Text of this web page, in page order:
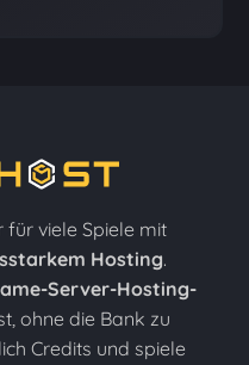
für viele Spiele mit
Hosting.
Server-Hosting-
ohne die Bank zu
Credits und spiele